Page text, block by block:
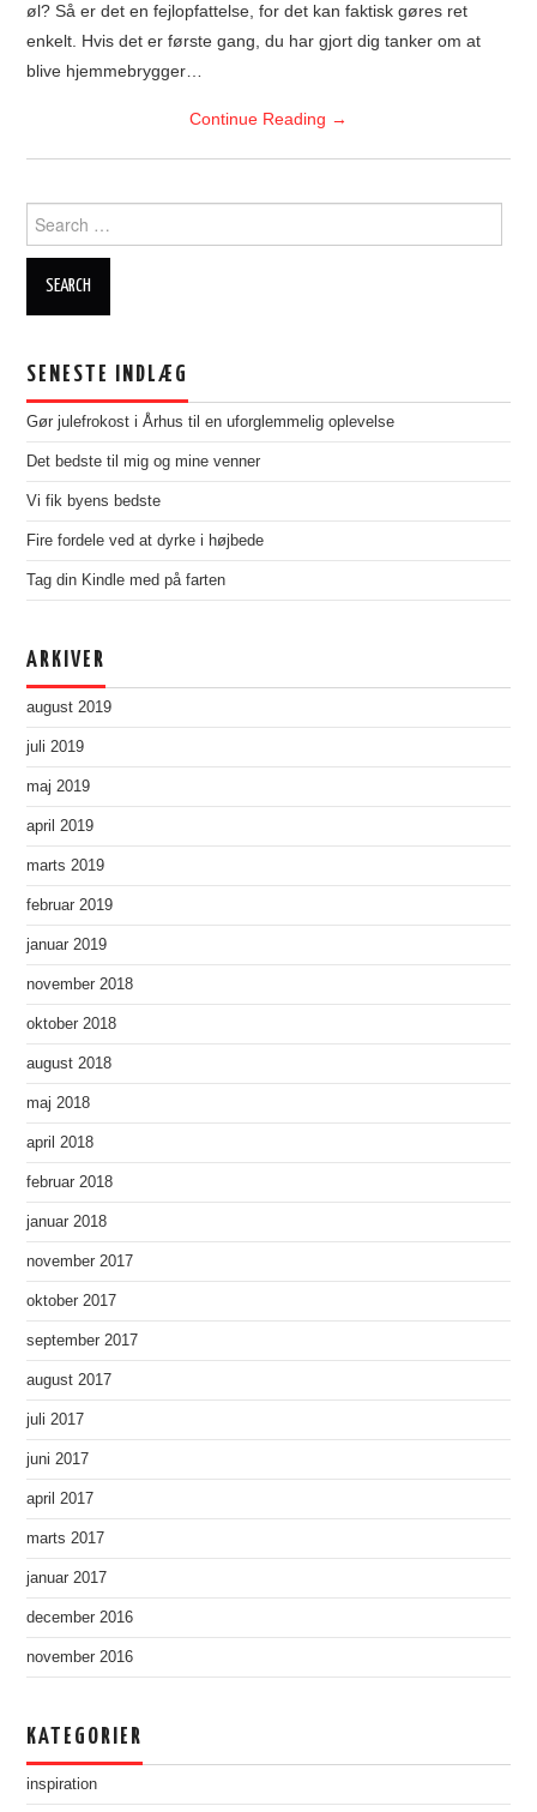
øl? Så er det en fejlopfattelse, for det kan faktisk gøres ret
enkelt. Hvis det er første gang, du har gjort dig tanker om at
blive hjemmebrygger…
Continue Reading →
for:
SENESTE INDLÆG
Gør julefrokost i Århus til en uforglemmelig oplevelse
Det bedste til mig og mine venner
Vi fik byens bedste
Fire fordele ved at dyrke i højbede
Tag din Kindle med på farten
ARKIVER
august 2019
juli 2019
maj 2019
april 2019
marts 2019
februar 2019
januar 2019
november 2018
oktober 2018
august 2018
maj 2018
april 2018
februar 2018
januar 2018
november 2017
oktober 2017
september 2017
august 2017
juli 2017
juni 2017
april 2017
marts 2017
januar 2017
december 2016
november 2016
KATEGORIER
inspiration